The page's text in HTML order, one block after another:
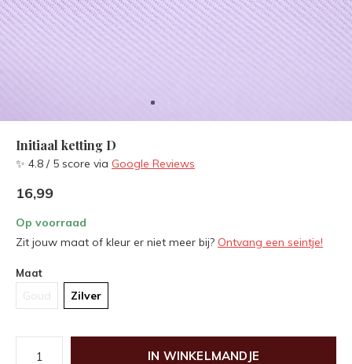
Initiaal ketting D
✨ 4.8 / 5 score via Google Reviews
16,99
Op voorraad
Zit jouw maat of kleur er niet meer bij? Ontvang een seintje!
Maat
Goud Zilver
IN WINKELMANDJE